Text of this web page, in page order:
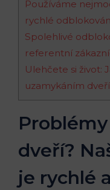
Používáme
rychlé
Spolehlivé
referentní
Ulehčete si život:
uzamykáním
dveří?
je rychlé